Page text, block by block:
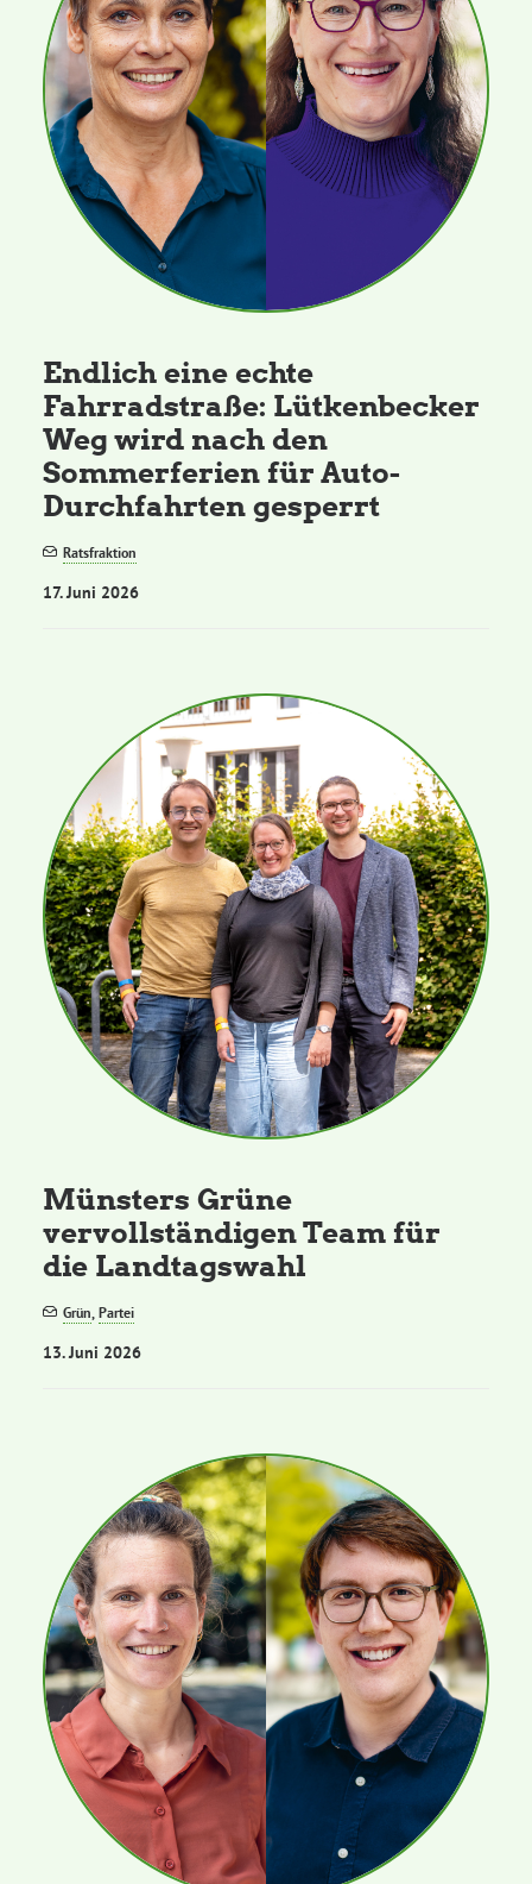
Endlich eine echte
Fahrradstraße: Lütkenbecker
Weg wird nach den
Sommerferien für Auto-
Durchfahrten gesperrt
Ratsfraktion
17. Juni 2026
Münsters Grüne
vervollständigen Team für
die Landtagswahl
Grün,Partei
13. Juni 2026